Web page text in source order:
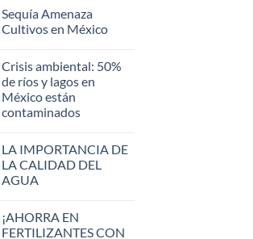
Sequía Amenaza
Cultivos en México
Crisis ambiental: 50%
de ríos y lagos en
México están
contaminados
LA IMPORTANCIA DE
LA CALIDAD DEL
AGUA
¡AHORRA EN
FERTILIZANTES CON